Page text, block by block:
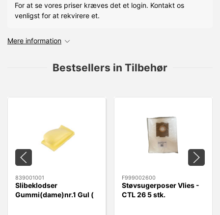
For at se vores priser kræves det et login. Kontakt os
venligst for at rekvirere et.
Mere information
Bestsellers in Tilbehør
839001001
Slibeklodser
Gummi(dame)nr.1 Gul (
F999002600
Støvsugerposer Vlies -
CTL 26 5 stk.